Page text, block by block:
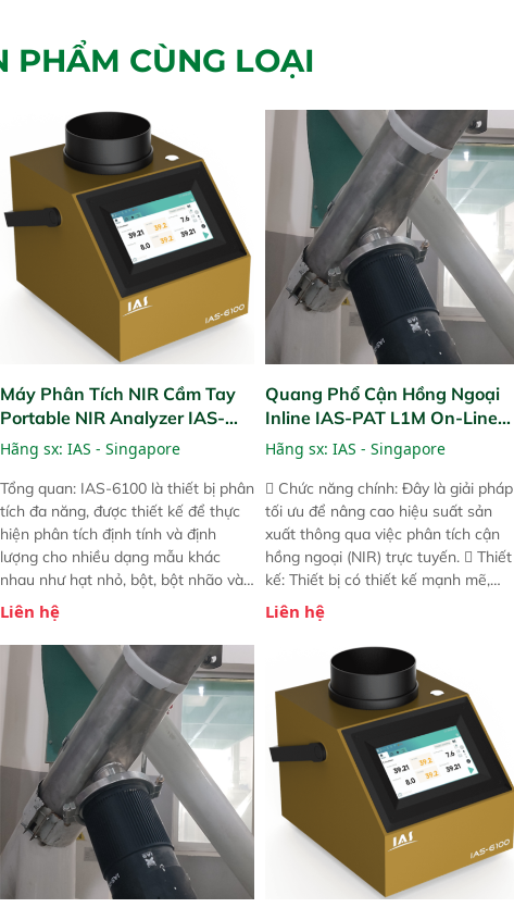
PHẨM CÙNG LOẠI
Máy Phân Tích NIR Cầm Tay
Portable NIR Analyzer IAS-
6100
Hãng sx: IAS - Singapore
Tổng quan: IAS-6100 là thiết bị phân
tích đa năng, được thiết kế để thực
hiện phân tích định tính và định
lượng cho nhiều dạng mẫu khác
nhau như hạt nhỏ, bột, bột nhão và
chất lỏng. Thiết bị này cho phép bất
kỳ ai cũng có thể thực hiện phân tích
đa thành phần chỉ với một nút bấm
đơn giản, mọi lúc, mọi nơi. Chuyên
dùng : phân tích mẫu nguyên liệu
thức ăn chăn nuôi, nguyên liệu thực
phẩm, nông sản,..
Liên hệ
Quang Phổ Cận Hồng Ngoại
Inline IAS-PAT L1M On-Line
NIR
Hãng sx: IAS - Singapore
 Chức năng chính: Đây là giải pháp
tối ưu để nâng cao hiệu suất sản
xuất thông qua việc phân tích cận
hồng ngoại (NIR) trực tuyến.  Thiết
kế: Thiết bị có thiết kế mạnh mẽ,
mô-đun hóa, hỗ trợ tản nhiệt tăng
cường và đã qua kiểm tra áp suất
nghiêm ngặt.  Cam kết: Mang lại
khả năng theo dõi thông số theo
thời gian thực và trực quan hóa dữ
liệu để tăng chỉ số ROI cho doanh
nghiệp.
Liên hệ